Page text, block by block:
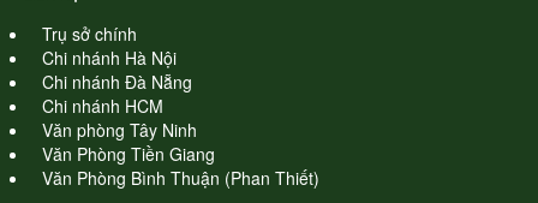
Trụ sở chính
Chi nhánh Hà Nội
Chi nhánh Đà Nẵng
Chi nhánh HCM
Văn phòng Tây Ninh
Văn Phòng Tiền Giang
Văn Phòng Bình Thuận (Phan Thiết)